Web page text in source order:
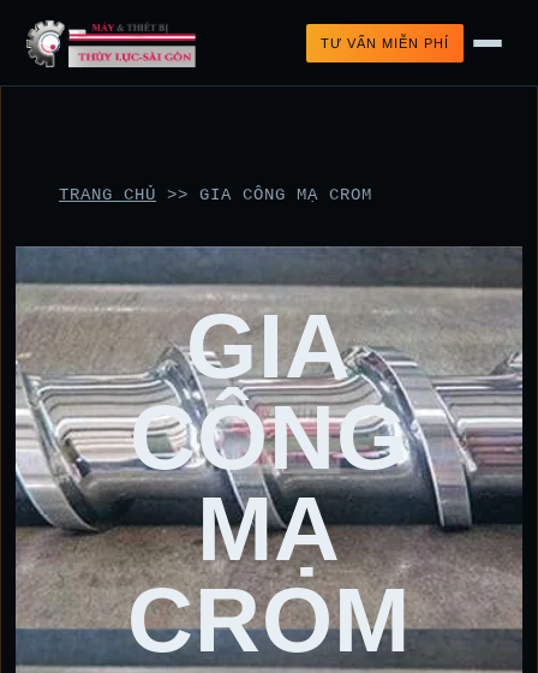
TƯ VẤN MIỄN PHÍ
TRANG CHỦ >>GIA CÔNG MẠ CROM
GIA
CÔNG
MẠ
CROM